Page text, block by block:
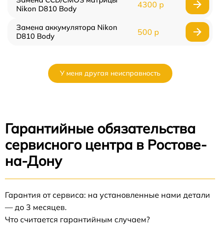
Nikon D810 Body
4300 р
Замена аккумулятора Nikon
D810 Body
500 р
У меня другая неисправность
Гарантийные обязательства
сервисного центра в Ростове-
на-Дону
Гарантия от сервиса: на установленные нами детали
— до 3 месяцев.
Что считается гарантийным случаем?